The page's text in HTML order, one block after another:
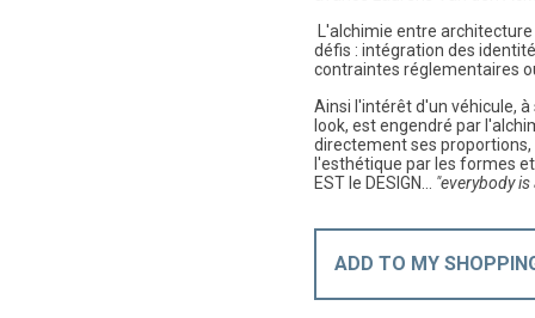
L'alchimie entre
défis : intégration des
contraintes réglementaires
Ainsi l'intérêt d'un véhicule,
look, est engendré par
directement ses
l'esthétique par les formes
EST le DESIGN... "everybody
ADD TO MY